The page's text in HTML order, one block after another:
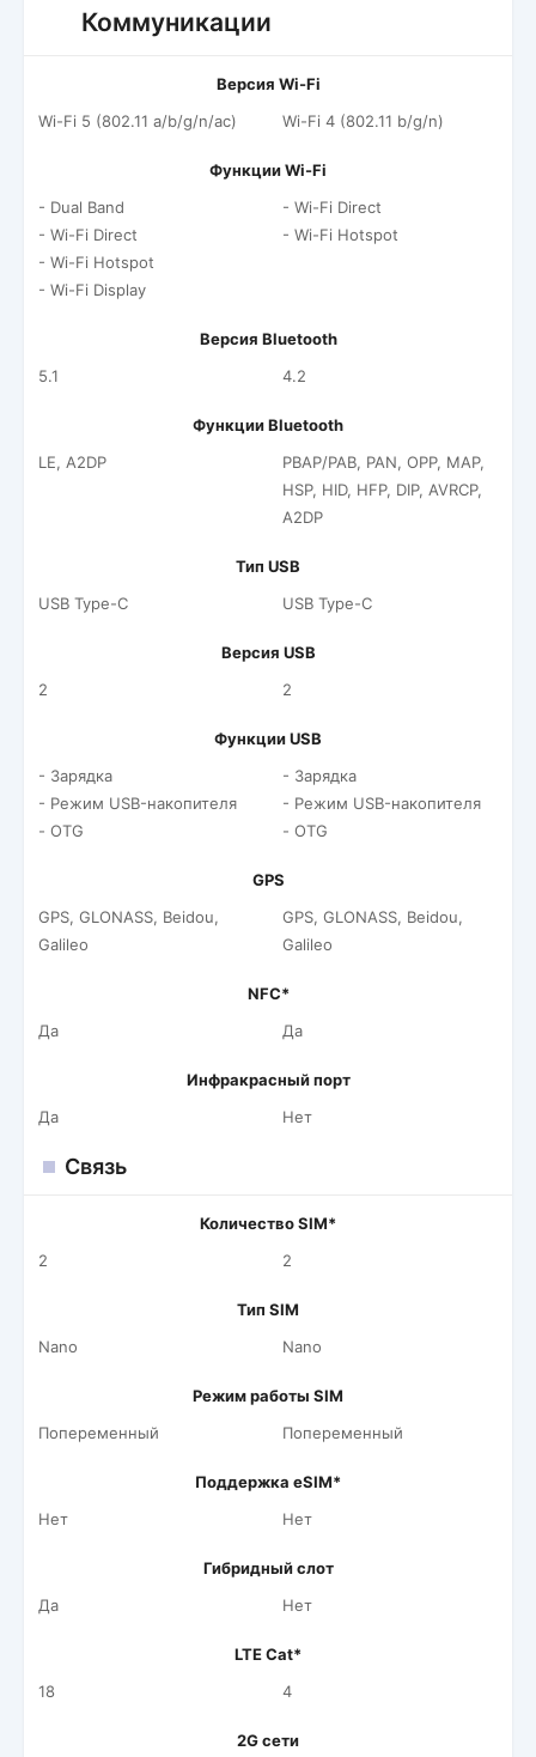
Коммуникации
Версия Wi-Fi
Wi-Fi 5 (802.11 a/b/g/n/ac)
Wi-Fi 4 (802.11 b/g/n)
Функции Wi-Fi
- Dual Band
- Wi-Fi Direct
- Wi-Fi Hotspot
- Wi-Fi Display
- Wi-Fi Direct
- Wi-Fi Hotspot
Версия Bluetooth
5.1
4.2
Функции Bluetooth
LE, A2DP
PBAP/PAB, PAN, OPP, MAP,
HSP, HID, HFP, DIP, AVRCP,
A2DP
Тип USB
USB Type-C
USB Type-C
Версия USB
2
2
Функции USB
- Зарядка
- Режим USB-накопителя
- OTG
- Зарядка
- Режим USB-накопителя
- OTG
GPS
GPS, GLONASS, Beidou,
Galileo
GPS, GLONASS, Beidou,
Galileo
NFC*
Да
Да
Инфракрасный порт
Да
Нет
Связь
Количество SIM*
2
2
Тип SIM
Nano
Nano
Режим работы SIM
Попеременный
Попеременный
Поддержка eSIM*
Нет
Нет
Гибридный слот
Да
Нет
LTE Cat*
18
4
2G сети